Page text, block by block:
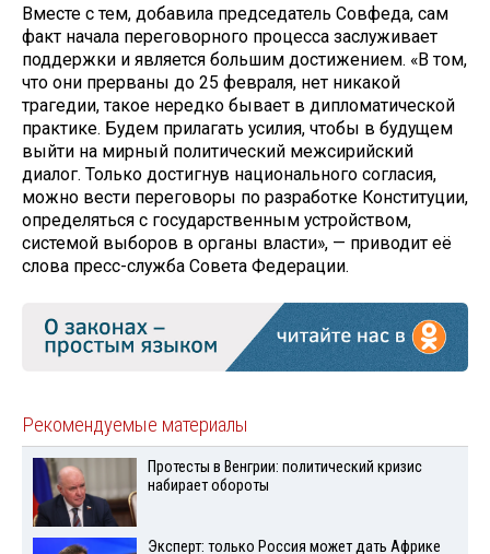
Вместе с тем, добавила председатель Совфеда, сам
факт начала переговорного процесса заслуживает
поддержки и является большим достижением. «В том,
что они прерваны до 25 февраля, нет никакой
трагедии, такое нередко бывает в дипломатической
практике. Будем прилагать усилия, чтобы в будущем
выйти на мирный политический межсирийский
диалог. Только достигнув национального согласия,
можно вести переговоры по разработке Конституции,
определяться с государственным устройством,
системой выборов в органы власти», — приводит её
слова пресс-служба Совета Федерации.
Рекомендуемые материалы
Протесты в Венгрии: политический кризис
набирает обороты
Эксперт: только Россия может дать Африке